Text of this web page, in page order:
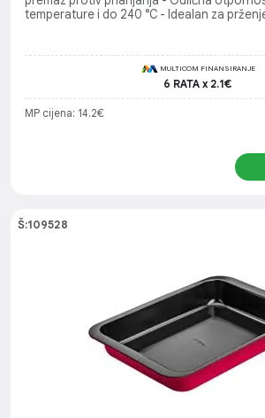
temperature i do 240 °C - Idealan za
MULTICOM FINANSIRANJE
6 RATA x 2.1€
MP cijena: 14.2€
Š:109528